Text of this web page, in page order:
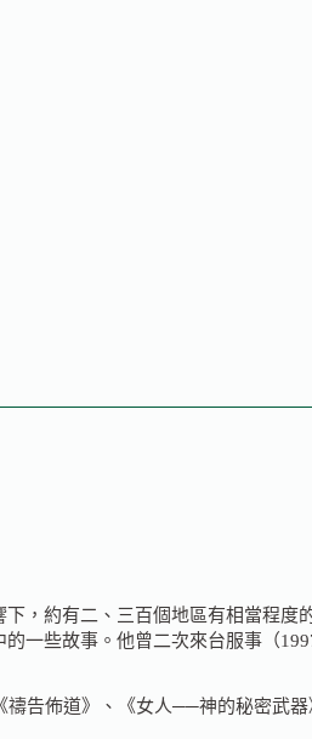
，約有二、三百個地區有相當程度
一些故事。他曾二次來台服事（
告佈道》、《女人──神的秘密武器